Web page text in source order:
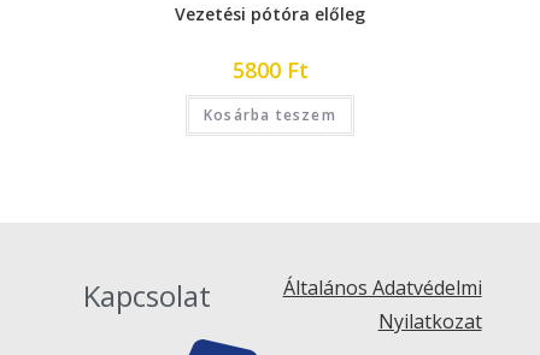
Vezetési pótóra előleg
5800 Ft
Kosárba teszem
Kapcsolat
Általános Adatvédelmi
Nyilatkozat